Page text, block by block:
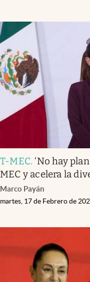
T-MEC.‘No hay
MEC y acelera la
Marco Payán
martes, 17 de Febrero de